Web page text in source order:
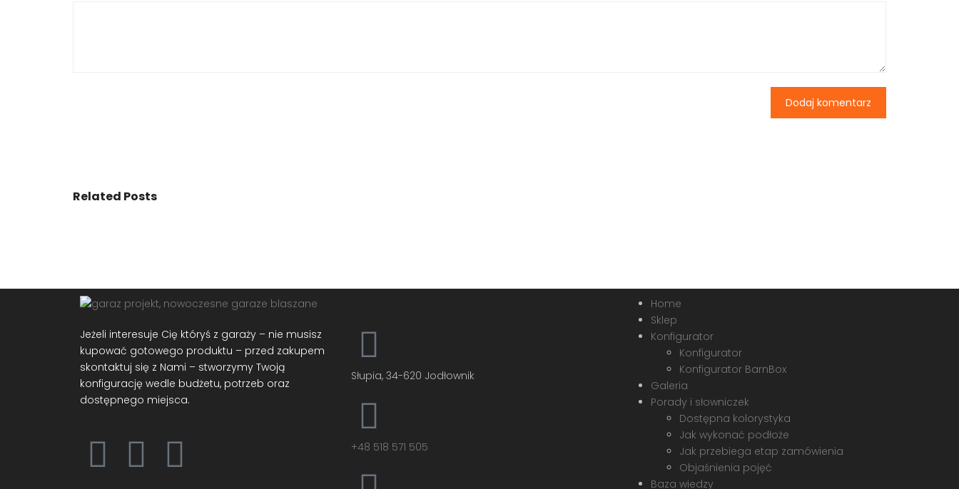
Related Posts
Jeżeli interesuje Cię któryś z garaży – nie musisz
kupować gotowego produktu – przed zakupem
skontaktuj się z Nami – stworzymy Twoją
konfigurację wedle budżetu, potrzeb oraz
dostępnego miejsca.​
Słupia, 34-620 Jodłownik
+48 518 571 505
Home
Sklep
Konfigurator
Konfigurator
Konfigurator BarnBox
Galeria
Porady i słowniczek
Dostępna kolorystyka
Jak wykonać podłoże
Jak przebiega etap zamówienia
Objaśnienia pojęć
Baza wiedzy